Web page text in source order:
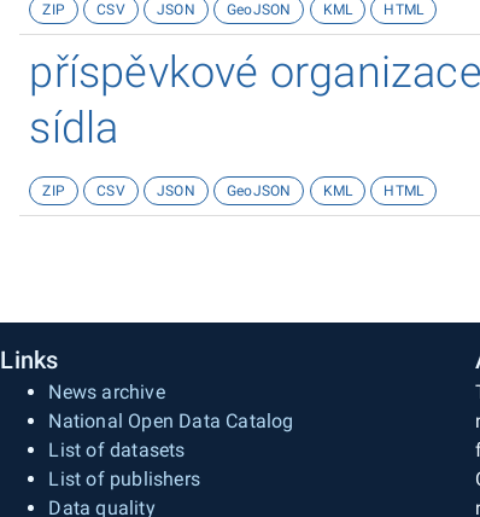
ZIP CSV JSON GeoJSON KML HTML
příspěvkové
sídla
ZIP CSV JSON GeoJSON KML HTML
Links
News archive
National Open Data Catalog
List of datasets
List of publishers
Data quality